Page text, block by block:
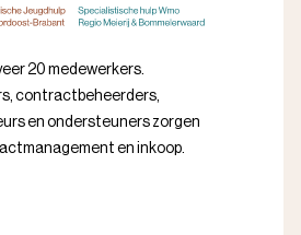
20 medewerkers.
contractbeheerders,
en ondersteuners zorgen
en inkoop.